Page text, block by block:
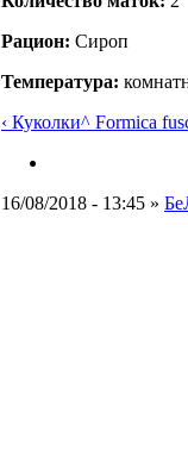
Рацион: Сироп
Температура:
‹ Куколки^ Formica
16/08/2018 - 13:45 »